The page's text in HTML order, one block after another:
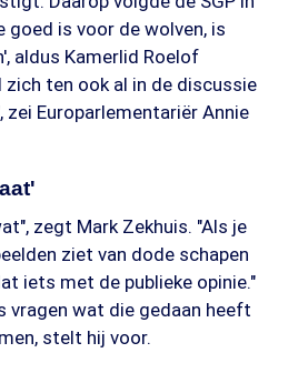
goed is voor de wolven, is
aldus Kamerlid Roelof
zich ten ook al in de discussie
zei Europarlementariër Annie
zegt Mark Zekhuis. "Als je
ziet van dode schapen
iets met de publieke opinie."
vragen wat die gedaan heeft
stelt hij voor.